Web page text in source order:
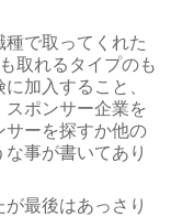
で取ってくれた
取れるタイプのも
加入すること、
ポンサー企業を
サーを探すか他の
事が書いてあり
最後はあっさり